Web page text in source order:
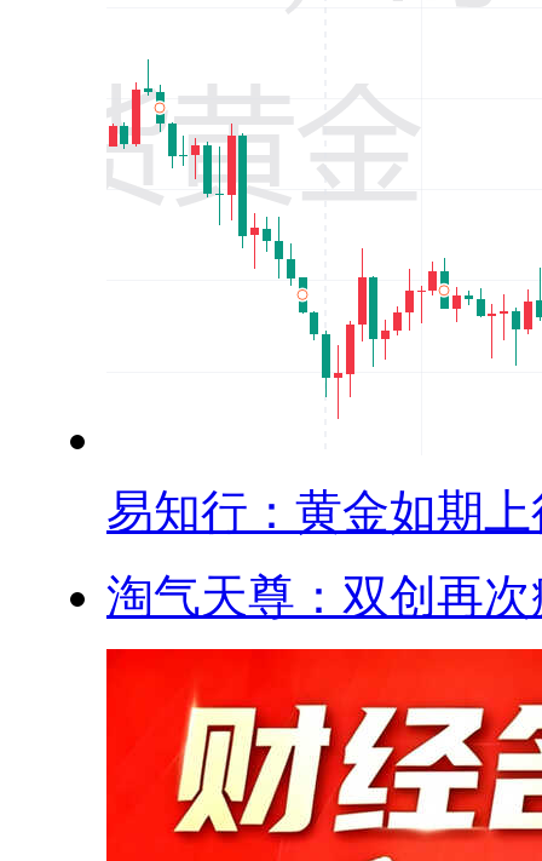
易知行：黄金如期上
淘气天尊：双创再